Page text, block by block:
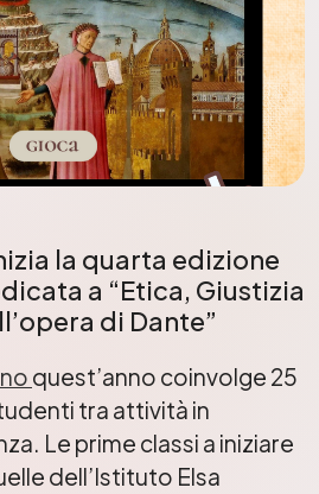
la quarta edizione
a “Etica, Giustizia
di Dante”
quest’anno coinvolge 25
tra attività in
Le prime classi a iniziare
dell’Istituto Elsa